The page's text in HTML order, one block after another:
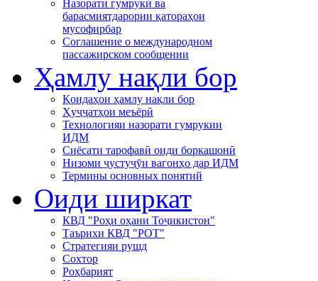
Назорати гумрукӣ ва
барасмиятдарории қатораҳои
мусофирбар
Соглашение о международном
пассажирском сообщении
Ҳамлу нақли бор
Қоидаҳои ҳамлу нақли бор
Ҳуҷҷатҳои меъёрӣ
Технологияи назорати гумрукии
ИДМ
Сиёсати тарофавӣ оиди боркашонӣ
Низоми ҷустуҷӯи вагонҳо дар ИДМ
Термины основных понятий
Оиди ширкат
КВД "Роҳи оҳани Тоҷикистон"
Таърихи КВД "РОТ"
Стратегияи рушд
Сохтор
Роҳбарият